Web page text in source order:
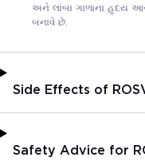
અને લાંબા ગાળાના હૃદય
બનાવે છે.
Side Effects of
Safety Advice for